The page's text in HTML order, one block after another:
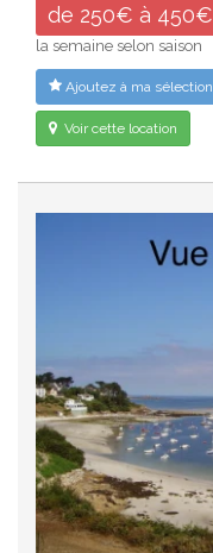
de 250€ à 450€
la semaine selon saison
Ajoutez à ma sélection
Voir cette location